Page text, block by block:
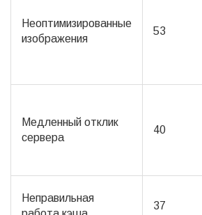
Неоптимизированные
изображения
53
Медленный отклик
сервера
40
Неправильная
37